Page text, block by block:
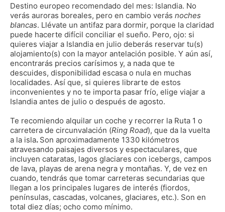
Destino europeo recomendado del mes: Islandia. No
verás auroras boreales, pero en cambio verás noches
blancas. Llévate un antifaz para dormir, porque la claridad
puede hacerte difícil conciliar el sueño. Pero, ojo: si
quieres viajar a Islandia en julio deberás reservar tu(s)
alojamiento(s) con la mayor antelación posible. Y aún así,
encontrarás precios carísimos y, a nada que te
descuides, disponibilidad escasa o nula en muchas
localidades. Así que, si quieres librarte de estos
inconvenientes y no te importa pasar frío, elige viajar a
Islandia antes de julio o después de agosto.
Te recomiendo alquilar un coche y recorrer la Ruta 1 o
carretera de circunvalación (Ring Road), que da la vuelta
a la isla. Son aproximadamente 1330 kilómetros
atravesando paisajes diversos y espectaculares, que
incluyen cataratas, lagos glaciares con icebergs, campos
de lava, playas de arena negra y montañas. Y, de vez en
cuando, tendrás que tomar carreteras secundarias que
llegan a los principales lugares de interés (fiordos,
penínsulas, cascadas, volcanes, glaciares, etc.). Son en
total diez días; ocho como mínimo.